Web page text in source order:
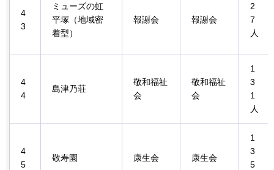
4
3
ミューズの虹
平塚（地域密
着型）
報謝会 報謝会
2
7
人
4
4
島津乃荘
敬和福祉
会
敬和福祉
会
1
3
1
人
4
5
敬寿園 康生会 康生会
1
3
5